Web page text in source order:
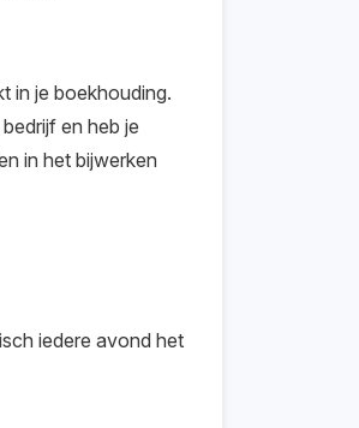
in je boekhouding.
en heb je
in het bijwerken
iedere avond het